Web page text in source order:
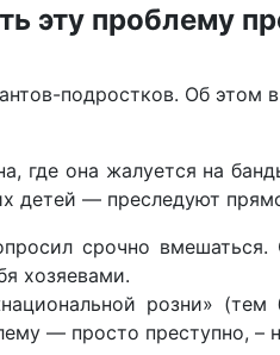
эту проблему
подростков. Об этом
где она жалуется на
детей — преследуют
срочно
хозяевами.
розни» (тем
— просто преступно, –